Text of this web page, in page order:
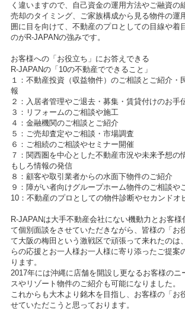
く違いますので、自己資金の運用方法やご融資の
売却のタイミング、ご家族構成から見る物件の運
囲に目を向けて、不動産のプロとしての目線や着
のがR-JAPANの強みです。
お客様への「お役立ち」にお答えできる
R-JAPANの「10の不動産でできること」
１：不動産投資（収益物件）のご相談とご紹介・
報
２：入居者管理やご退去・募集・賃貸付けのお手
３：リフォームのご相談や施工
４：金融機関のご相談とご紹介
５：ご売却査定やご相談・市場調査
６：ご相続のご相談やセミナー開催
７：関西圏を中心とした不動産市況や未来予想の
もしろ情報の発信
８：顧客や取引業者からの水面下物件のご紹介
９：障がい者向けグループホーム物件のご相談や
10：不動産のプロとしての物件診断やセカンドオ
R-JAPANは大手不動産会社にない機動力とお客様
て個別面談をさせていただきながら、皆様の「お
て大阪の梅田という激戦区で頑張って来れたのは
らの応援とお一人様お一人様に寄り添ったご提案
ります。
2017年には沖縄に店舗を開設し更なるお客様のニ
スやリゾート物件のご紹介も可能になりました。
これからも大木より銘木を目指し、お客様の「お
せていただこうと思っております。